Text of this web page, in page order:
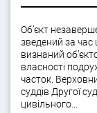
Об’єкт
зведений за
визнаний
власності
часток.
суддів Другої
цивільного…